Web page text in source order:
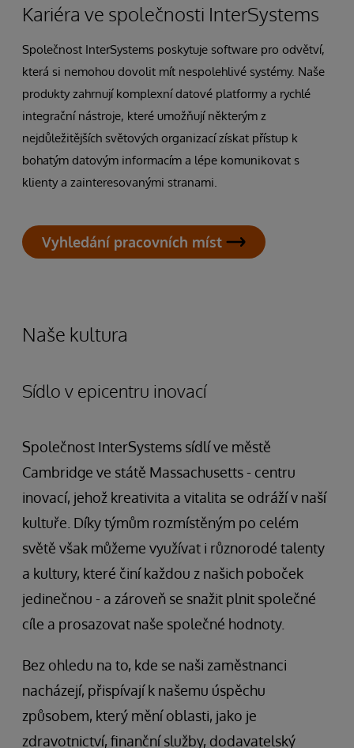
Kariéra ve společnosti InterSystems
Společnost InterSystems poskytuje software pro odvětví,
která si nemohou dovolit mít nespolehlivé systémy. Naše
produkty zahrnují komplexní datové platformy a rychlé
integrační nástroje, které umožňují některým z
nejdůležitějších světových organizací získat přístup k
bohatým datovým informacím a lépe komunikovat s
klienty a zainteresovanými stranami.
Vyhledání pracovních míst
Naše kultura
Sídlo v epicentru inovací
Společnost InterSystems sídlí ve městě
Cambridge ve státě Massachusetts - centru
inovací, jehož kreativita a vitalita se odráží v naší
kultuře. Díky týmům rozmístěným po celém
světě však můžeme využívat i různorodé talenty
a kultury, které činí každou z našich poboček
jedinečnou - a zároveň se snažit plnit společné
cíle a prosazovat naše společné hodnoty.
Bez ohledu na to, kde se naši zaměstnanci
nacházejí, přispívají k našemu úspěchu
způsobem, který mění oblasti, jako je
zdravotnictví, finanční služby, dodavatelský